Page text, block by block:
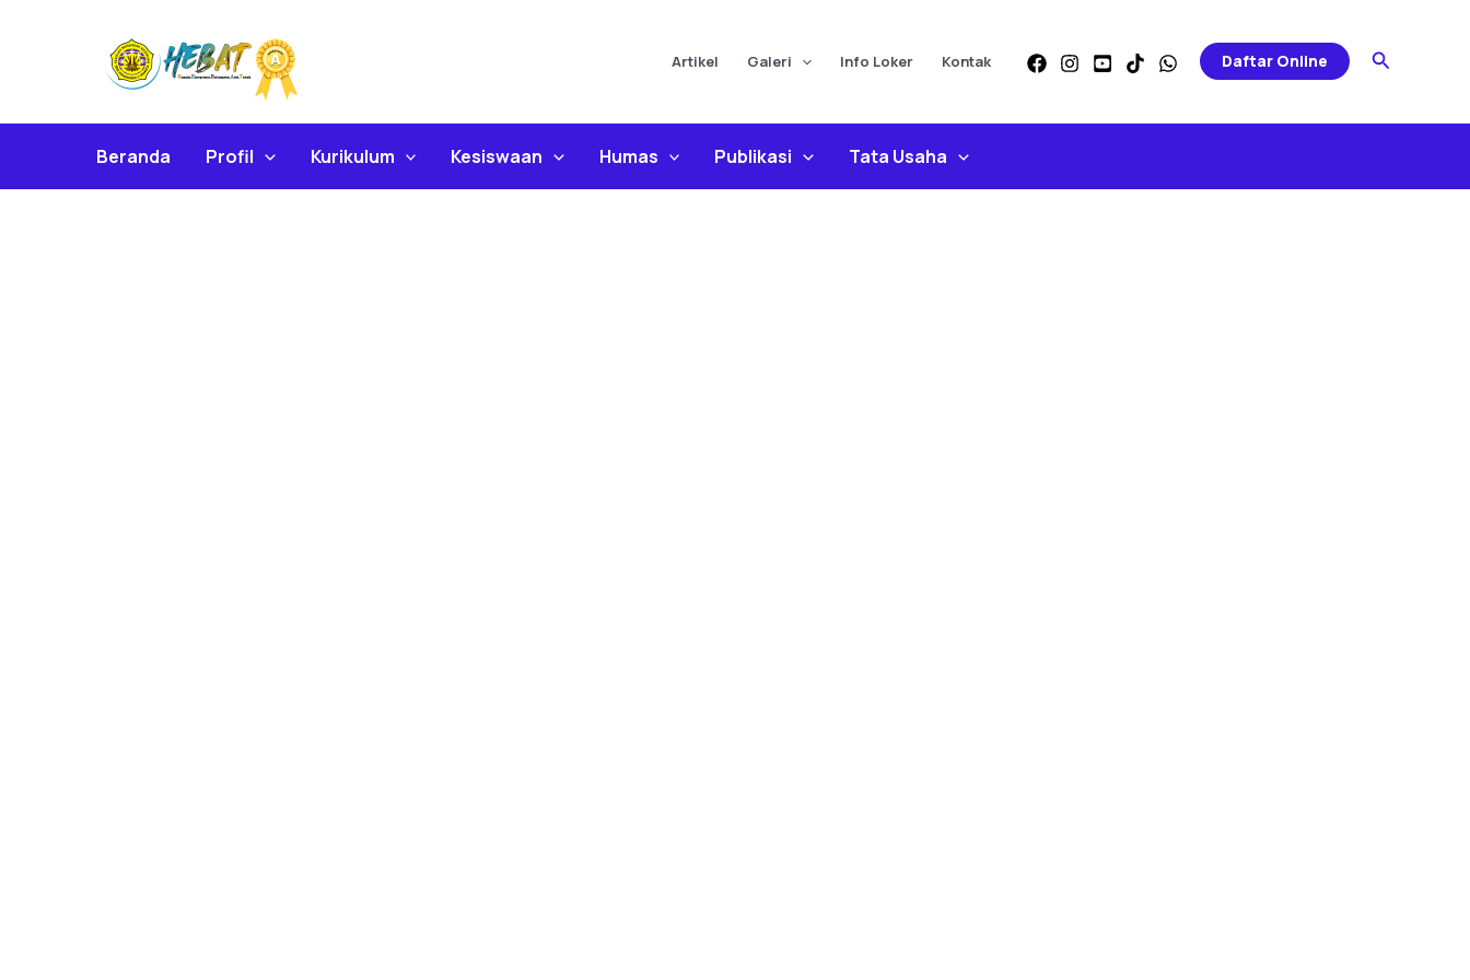
Artikel Galeri Info Loker Kontak Daftar Online Search
Beranda Profil Kurikulum Kesiswaan Humas Publikasi Tata Usaha